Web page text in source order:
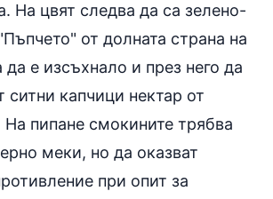
На цвят следва да са зелено-
от долната страна на
да е изсъхнало и през него да
ситни капчици нектар от
На пипане смокините трябва
меки, но да оказват
при опит за